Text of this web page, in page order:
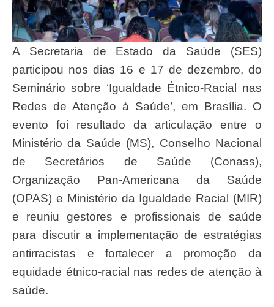
A Secretaria de Estado da Saúde (SES)
participou nos dias 16 e 17 de dezembro, do
Seminário sobre ‘Igualdade Étnico-Racial nas
Redes de Atenção à Saúde’, em Brasília. O
evento foi resultado da articulação entre o
Ministério da Saúde (MS), Conselho Nacional
de Secretários de Saúde (Conass),
Organização Pan-Americana da Saúde
(OPAS) e Ministério da Igualdade Racial (MIR)
e reuniu gestores e profissionais de saúde
para discutir a implementação de estratégias
antirracistas e fortalecer a promoção da
equidade étnico-racial nas redes de atenção à
saúde.